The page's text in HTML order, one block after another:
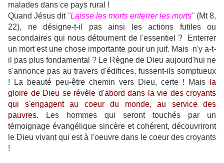
malades dans ce pays rural !
Quand Jésus dit "Laisse les morts enterrer les morts"(Mt 8,
22), ne désigne-t-il pas ainsi les actions futiles ou
secondaires qui nous détournent de l'essentiel ? Enterrer
un mort est une chose importante pour un juif. Mais n'y a-t-
il pas plus fondamental ? Le Règne de Dieu aujourd'hui ne
s'annonce pas au travers d'édifices, fussent-ils somptueux
! La beauté peu-être chemin vers Dieu, certe ! Mais
la
gloire de Dieu se révèle d'abord dans la vie des croyants
qui s'engagent au coeur du monde, au service des
pauvres. Les hommes qui seront touchés par un
témoignage évangélique sincère et cohérent, découvriront
le Dieu vivant qui est à l'oeuvre dans le coeur des croyants
!